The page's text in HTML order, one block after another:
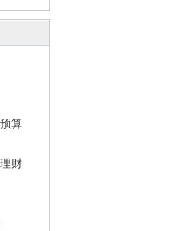
算
财